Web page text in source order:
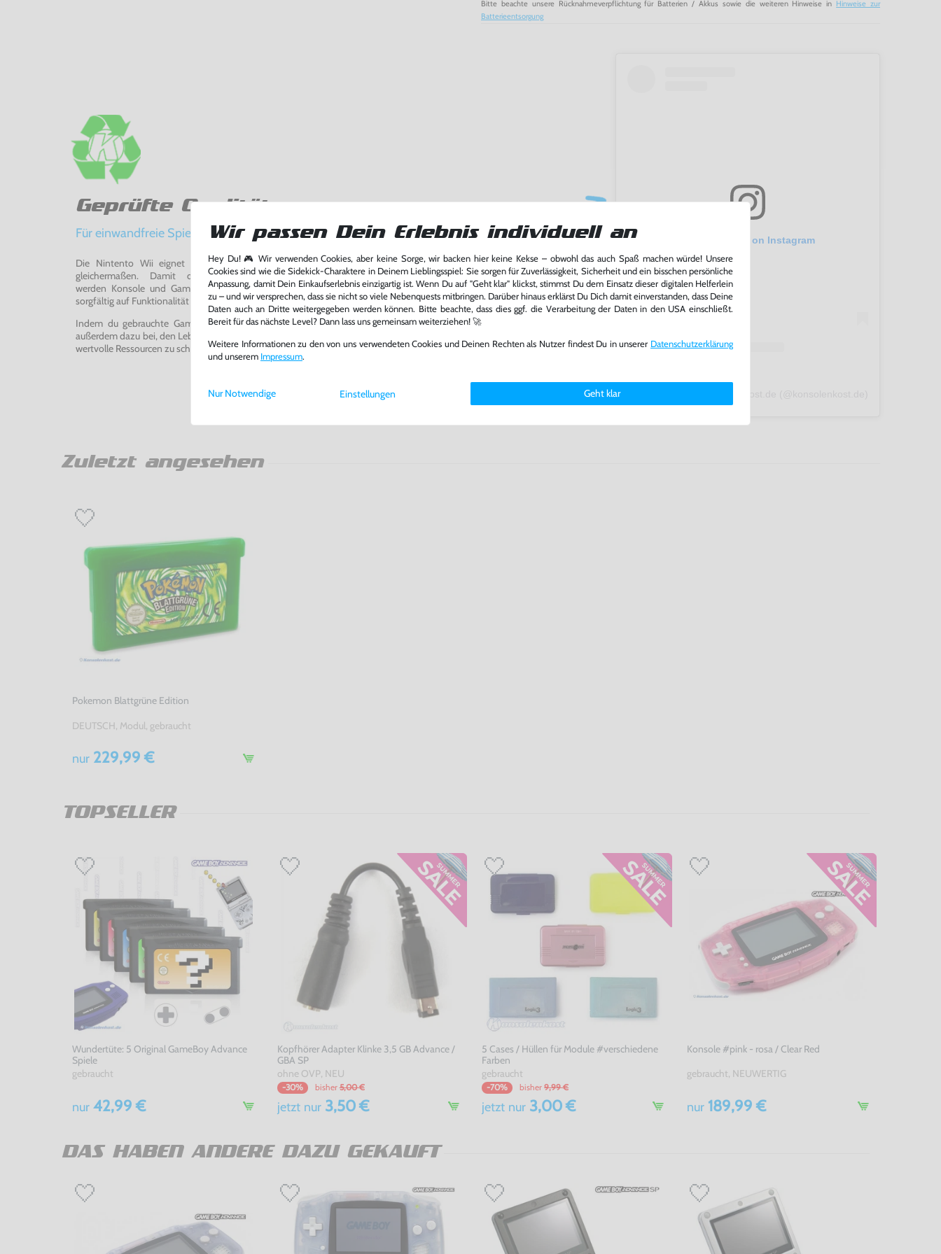
Bitte beachte unsere Rücknahmeverpflichtung für Batterien / Akkus sowie die weiteren Hinweise in Hinweise zur
Batterieentsorgung
Geprüfte Qualität
Für einwandfreie Spielerlebnisse
Die Nintento Wii eignet sich perfekt für Retro-Gaming-Fans und neue Entdecker
gleichermaßen. Damit du ein einwandfreies Spielerlebnis genießen kannst,
werden Konsole und Game in unserer Reparatur-Werkstatt von unseren Fachkräften
sorgfältig auf Funktionalität getestet, gereinigt und bei Bedarf repariert.
Indem du gebrauchte Games und Konsolen bei uns kaufst oder verkaufst, trägst du
außerdem dazu bei, den Lebenszyklus von Konsolen und Games zu verlängern und damit
wertvolle Ressourcen zu schonen und Abfall zu vermeiden.
View this post on Instagram
Zuletzt angesehen
Pokemon Blattgrüne Edition
DEUTSCH, Modul, gebraucht
nur 229,99 €
TOPSELLER
Wundertüte: 5 Original GameBoy Advance
Spiele
gebraucht
nur 42,99 €
Kopfhörer Adapter Klinke 3,5 GB Advance /
GBA SP
ohne OVP, NEU
-30% bisher 5,00 €
jetzt nur3,50 €
5 Cases / Hüllen für Module #verschiedene
Farben
gebraucht
-70% bisher 9,99 €
jetzt nur 3,00 €
Konsole #pink - rosa / Clear Red
gebraucht, NEUWERTIG
nur189,99 €
DAS HABEN ANDERE DAZU GEKAUFT
Wir passen Dein Erlebnis individuell an
Hey Du! 🎮 Wir verwenden Cookies, aber keine Sorge, wir backen hier keine Kekse – obwohl das auch Spaß machen würde! Unsere
Cookies sind wie die Sidekick-Charaktere in Deinem Lieblingsspiel: Sie sorgen für Zuverlässigkeit, Sicherheit und ein bisschen persönliche
Anpassung, damit Dein Einkaufserlebnis einzigartig ist. Wenn Du auf "Geht klar" klickst, stimmst Du dem Einsatz dieser digitalen Helferlein
zu – und wir versprechen, dass sie nicht so viele Nebenquests mitbringen. Darüber hinaus erklärst Du Dich damit einverstanden, dass Deine
Daten auch an Dritte weitergegeben werden können. Bitte beachte, dass dies ggf. die Verarbeitung der Daten in den USA einschließt.
Bereit für das nächste Level? Dann lass uns gemeinsam weiterziehen! 🚀
Weitere Informationen zu den von uns verwendeten Cookies und Deinen Rechten als Nutzer findest Du in unserer Daten­schutz­erklärung
und unserem Impressum.
Einstellungen Geht klar
Nur Notwendige